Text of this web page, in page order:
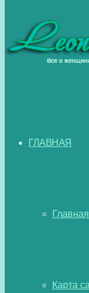
ГЛАВНАЯ
Главная
Карта